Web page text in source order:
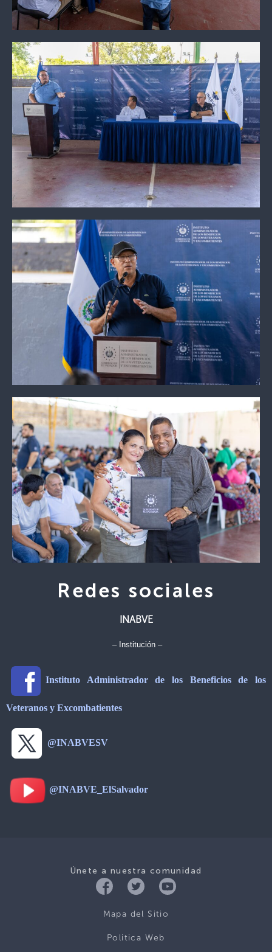
Redes sociales
INABVE
– Institución –
Instituto Administrador de los Beneficios de los
Veteranos y Excombatientes
@INABVESV
@INABVE_ElSalvador
Únete a nuestra comunidad
Mapa del Sitio
Politica Web